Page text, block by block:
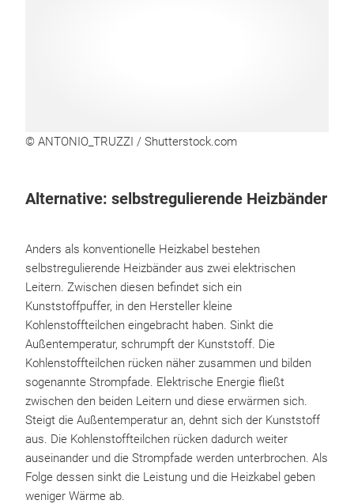
© ANTONIO_TRUZZI / Shutterstock.com
Alternative: selbstregulierende Heizbänder
Anders als konventionelle Heizkabel bestehen
selbstregulierende Heizbänder aus zwei elektrischen
Leitern. Zwischen diesen befindet sich ein
Kunststoffpuffer, in den Hersteller kleine
Kohlenstoffteilchen eingebracht haben. Sinkt die
Außentemperatur, schrumpft der Kunststoff. Die
Kohlenstoffteilchen rücken näher zusammen und bilden
sogenannte Strompfade. Elektrische Energie fließt
zwischen den beiden Leitern und diese erwärmen sich.
Steigt die Außentemperatur an, dehnt sich der Kunststoff
aus. Die Kohlenstoffteilchen rücken dadurch weiter
auseinander und die Strompfade werden unterbrochen. Als
Folge dessen sinkt die Leistung und die Heizkabel geben
weniger Wärme ab.